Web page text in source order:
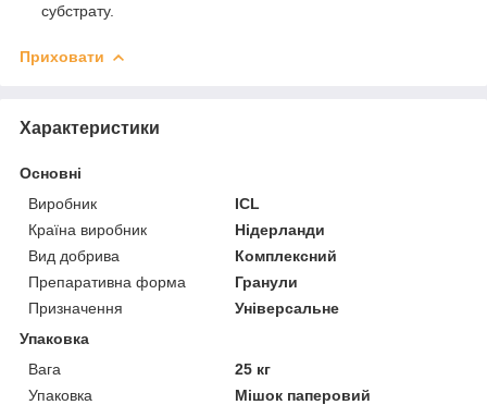
субстрату.
Приховати
Характеристики
Основні
Виробник
ICL
Країна виробник
Нідерланди
Вид добрива
Комплексний
Препаративна форма
Гранули
Призначення
Універсальне
Упаковка
Вага
25 кг
Упаковка
Мішок паперовий